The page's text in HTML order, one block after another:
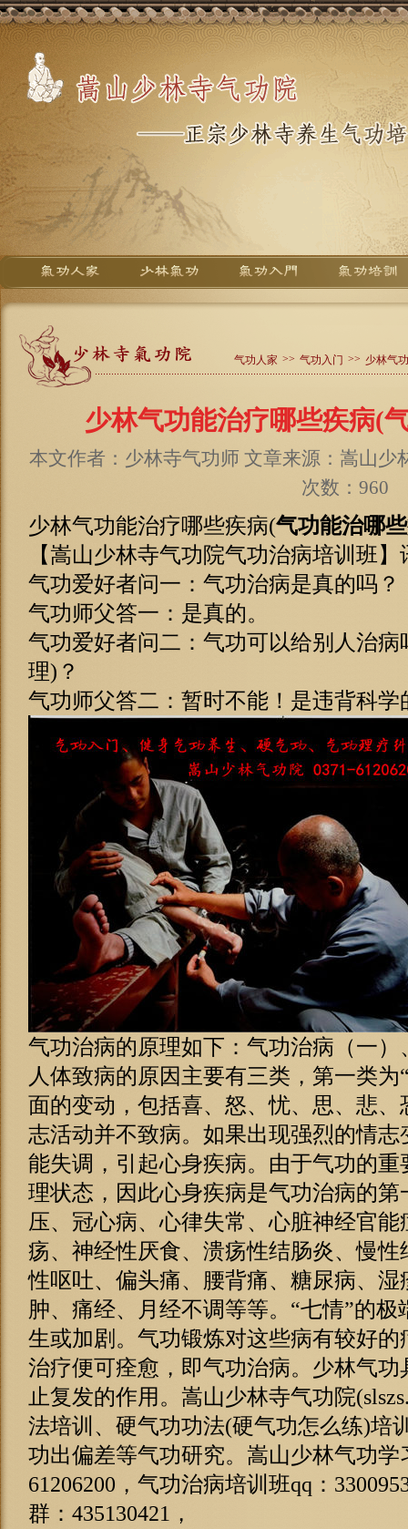
气功人家 >> 气功入门 >> 少林气
少林气功能治疗哪些疾病(
本文作者：少林寺气功师 文章来源：嵩山少
次数：960
少林气功能治疗哪些疾病(气功能治哪
【嵩山少林寺气功院气功治病培训班】
气功爱好者问一：气功治病是真的吗？
气功师父答一：是真的。
气功爱好者问二：气功可以给别人治
理)？
气功师父答二：暂时不能！是违背科学
气功治病的原理如下：气功治病（一
人体致病的原因主要有三类，第一类
面的变动，包括喜、怒、忧、思、悲、
志活动并不致病。如果出现强烈的情
能失调，引起心身疾病。由于气功的
理状态，因此心身疾病是气功治病的
压、冠心病、心律失常、心脏神经官
疡、神经性厌食、溃疡性结肠炎、慢
性呕吐、偏头痛、腰背痛、糖尿病、
肿、痛经、月经不调等等。“七情”的
生或加剧。气功锻炼对这些病有较好
治疗便可痊愈，即气功治病。少林气
止复发的作用。嵩山少林寺气功院
法培训、硬气功功法(硬气功怎么练)培
功出偏差等气功研究。嵩山少林气功学
61206200，气功治病培训班qq：
群：435130421，